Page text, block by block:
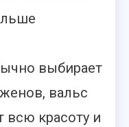
выбирает
вальс
всю красоту и